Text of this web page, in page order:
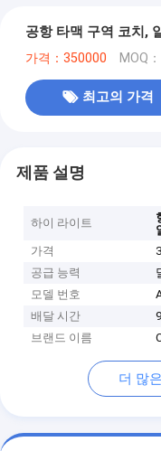
공항 타맥 구역 코치,
가격：350000 MOQ
최고의 가격
제품 설명
하이 라이트
가격
공급 능력
모델 번호
배달 시간
브랜드 이름
더 많